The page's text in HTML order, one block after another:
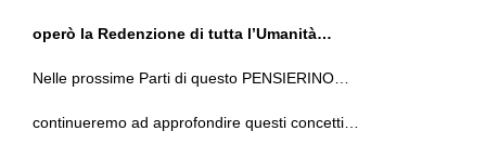
operò la Redenzione di tutta l’Umanità…
Nelle prossime Parti di questo PENSIERINO…
continueremo ad approfondire questi concetti…